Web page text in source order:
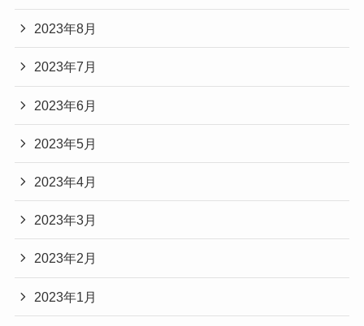
2023年8月
2023年7月
2023年6月
2023年5月
2023年4月
2023年3月
2023年2月
2023年1月